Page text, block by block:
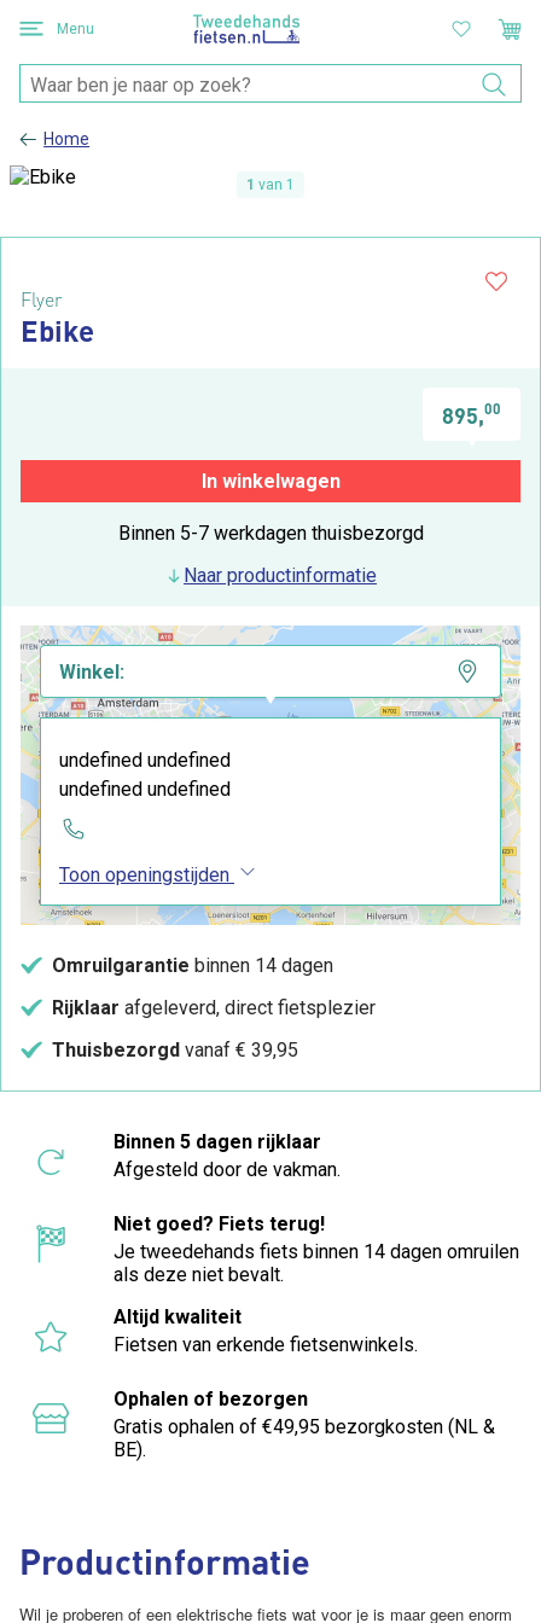
Menu
Home
1 van 1
Productinformatie
Wil je proberen of een elektrische fiets wat voor je is maar geen enorm
Flyer
Ebike
895,00
In winkelwagen
Binnen 5-7 werkdagen thuisbezorgd
Naar productinformatie
Winkel:
undefined undefined
undefined undefined
Toon openingstijden
Omruilgarantie binnen 14 dagen
Rijklaar afgeleverd, direct fietsplezier
Thuisbezorgd vanaf € 39,95
Binnen 5 dagen rijklaar
Afgesteld door de vakman.
Niet goed? Fiets terug!
Je tweedehands fiets binnen 14 dagen omruilen
als deze niet bevalt.
Altijd kwaliteit
Fietsen van erkende fietsenwinkels.
Ophalen of bezorgen
Gratis ophalen of €49,95 bezorgkosten (NL &
BE).